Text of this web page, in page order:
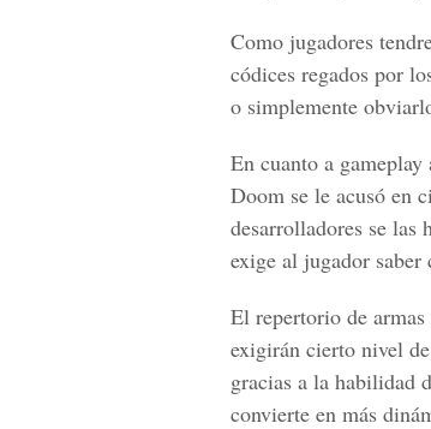
Como jugadores
códices regados por
o simplemente
En cuanto a gameplay
Doom se le acusó en
desarrolladores se las
exige al jugador saber
El repertorio de
exigirán cierto nivel
gracias a la habilidad
convierte en más